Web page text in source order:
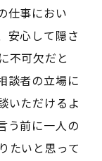
仕事におい
安心して隠さ
不可欠だと
談者の立場に
いただけるよ
う前に一人の
たいと思って